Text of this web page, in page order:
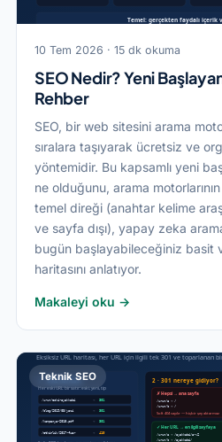
10 Tem 2026 · 15 dk okuma
SEO Nedir? Yeni
Rehber
SEO, bir web sitesini arama
sıralara taşıyarak ücretsiz ve
yöntemidir. Bu kapsamlı yeni
ne olduğunu, arama motorlarının
temel direği (anahtar kelime
ve sayfa dışı), yapay zeka
bugün başlayabileceğiniz basit
haritasını anlatıyor.
Makaleyi oku →
Teknik SEO